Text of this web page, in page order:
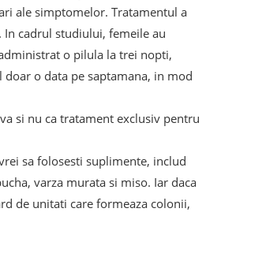
ale simptomelor. Tratamentul a
cadrul studiului, femeile au
o pilula la trei nopti,
o data pe saptamana, in mod
si nu ca tratament exclusiv pentru
sa folosesti suplimente, includ
varza murata si miso. Iar daca
de unitati care formeaza colonii,